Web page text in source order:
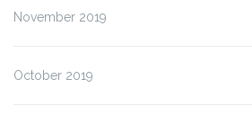
November 2019
October 2019